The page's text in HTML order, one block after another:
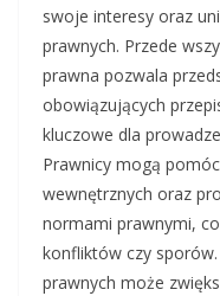
swoje interesy oraz
prawnych. Przede
prawna pozwala
obowiązujących
kluczowe dla
Prawnicy mogą
wewnętrznych oraz
normami prawnymi,
konfliktów czy
prawnych może